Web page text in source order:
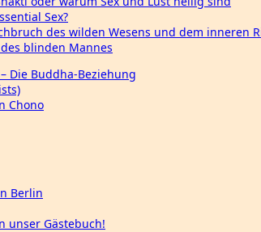
Sex?
des wilden Wesens und dem inneren
blinden Mannes
Die Buddha-Beziehung
Chono
Berlin
unser Gästebuch!